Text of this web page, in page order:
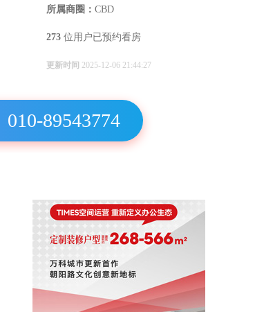
所属商圈： CBD
273 位用户已预约看房
更新时间 2025-12-06 21:44:27
010-89543774